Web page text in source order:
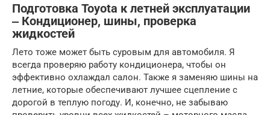
Подготовка Toyota к летней эксплуатации
‒ Кондиционер, шины, проверка
жидкостей
Лето тоже может быть суровым для автомобиля. Я
всегда проверяю работу кондиционера, чтобы он
эффективно охлаждал салон. Также я заменяю шины на
летние, которые обеспечивают лучшее сцепление с
дорогой в теплую погоду. И, конечно, не забываю